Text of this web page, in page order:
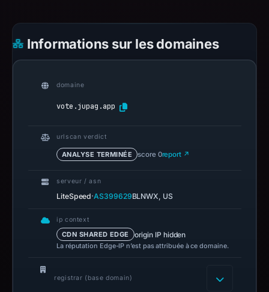
Informations sur les domaines
domaine
vote.jupag.app
urlscan verdict
ANALYSE TERMINÉE score 0report ↗
serveur / asn
LiteSpeed·AS399629BLNWX, US
ip context
CDN SHARED EDGE origin IP hidden
La réputation Edge-IP n’est pas attribuée à ce domaine.
registrar (base domain)